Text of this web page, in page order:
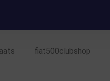
fiat500clubshop